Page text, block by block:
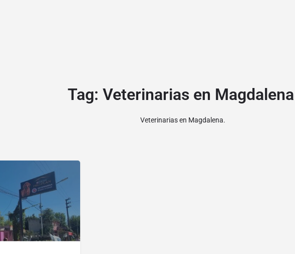
Tag: Veterinarias en
Veterinarias en Magdalena.